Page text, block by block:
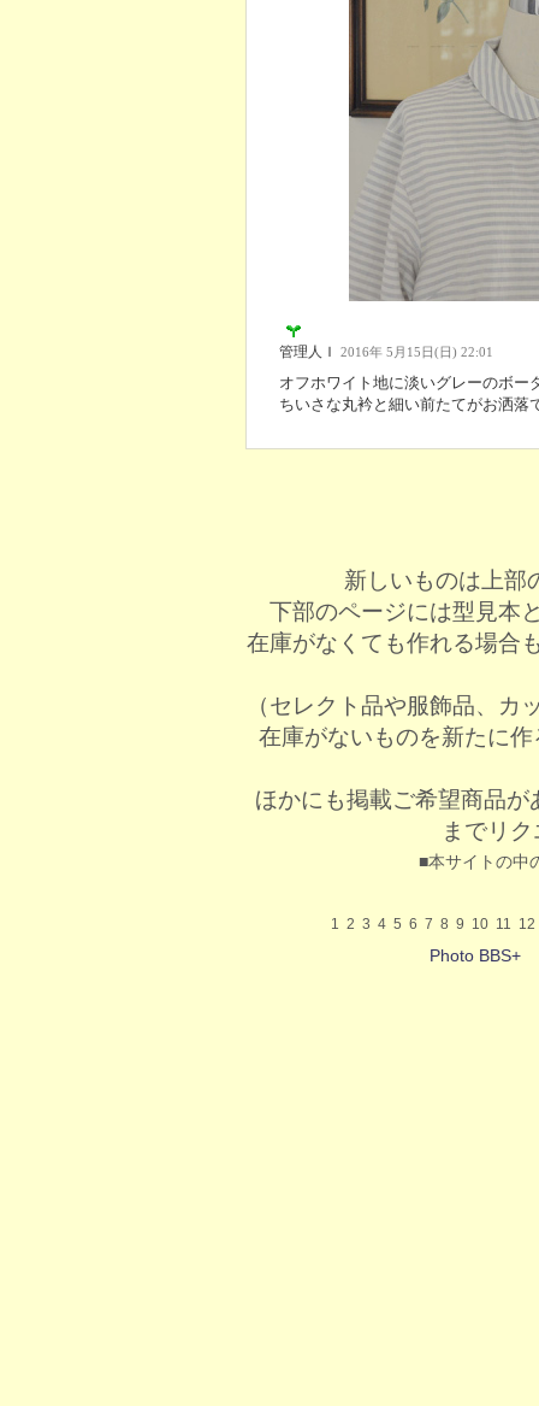
管理人Ｉ 2016年 5月15日(日) 22:01
オフホワイト地に淡いグレーのボー
ちいさな丸衿と細い前たてがお洒落
新しいものは上部
下部のページには型見本
在庫がなくても作れる場合
（セレクト品や服飾品、
在庫がないものを新たに
ほかにも掲載ご希望商品が
までリ
■本サイトの中
1 2 3 4 5 6 7 8 9 10 11 12
Photo BBS+